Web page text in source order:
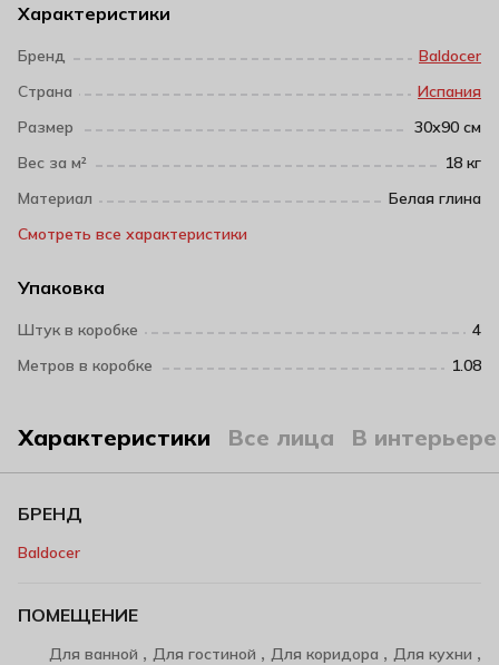
Характеристики
Бренд
Baldocer
Страна
Испания
Размер
30х90 см
Вес за м²
18 кг
Материал
Белая глина
Смотреть все характеристики
Упаковка
Штук в коробке
4
Метров в коробке
1.08
Характеристики Все лица В интерьере
БРЕНД
Baldocer
ПОМЕЩЕНИЕ
Для ванной , Для гостиной , Для коридора , Для кухни ,